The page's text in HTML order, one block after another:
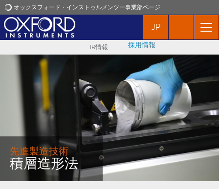
オックスフォード・インストゥルメンツー事業部ページ
オックスフォード・インストゥルメンツ
アプリケーション
プロダクト
ニュース
イベント
お問い合わせ
JP
IR情報 採用情報
先進製造技術
積層造形法